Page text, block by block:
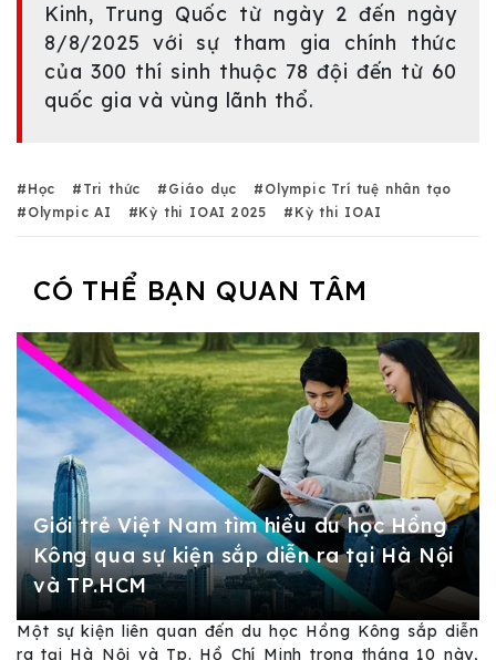
Kinh, Trung Quốc từ ngày 2 đến ngày
8/8/2025 với sự tham gia chính thức
của 300 thí sinh thuộc 78 đội đến từ 60
quốc gia và vùng lãnh thổ.
Học Tri thức Giáo dục
Olympic Trí tuệ nhân tạo
Olympic AI
Kỳ thi IOAI 2025 Kỳ thi IOAI
CÓ THỂ BẠN QUAN TÂM
Giới trẻ Việt Nam tìm hiểu du học Hồng
Kông qua sự kiện sắp diễn ra tại Hà Nội
và TP.HCM
Một sự kiện liên quan đến du học Hồng Kông sắp diễn
ra tại Hà Nội và Tp. Hồ Chí Minh trong tháng 10 này,